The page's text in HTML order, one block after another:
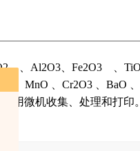
、Al2O3、Fe2O3 、
、MnO 、Cr2O3 、BaO
用微机收集、处理和打印。